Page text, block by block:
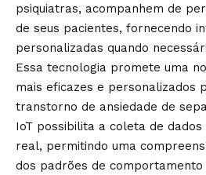
psiquiatras, acompanhem de
de seus pacientes, fornecendo
personalizadas quando
Essa tecnologia promete uma
mais eficazes e personalizados
transtorno de ansiedade de
IoT possibilita a coleta de
real, permitindo uma
dos padrões de comportamento